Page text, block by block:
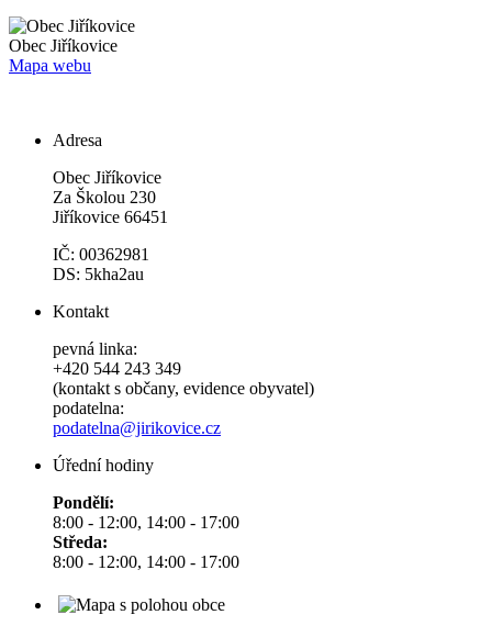
Obec Jiříkovice
Mapa webu
Adresa
Obec Jiříkovice
Za Školou 230
Jiříkovice 66451
IČ: 00362981
DS: 5kha2au
Kontakt
pevná linka:
+420 544 243 349
(kontakt s občany, evidence obyvatel)
podatelna:
podatelna@jirikovice.cz
Úřední hodiny
Pondělí:
8:00 - 12:00, 14:00 - 17:00
Středa:
8:00 - 12:00, 14:00 - 17:00